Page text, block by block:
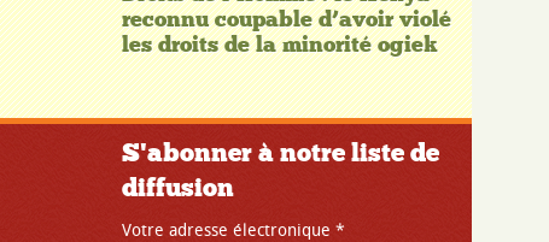
reconnu coupable d’avoir violé
les droits de la minorité ogiek
S'abonner à notre liste de
diffusion
Votre adresse électronique *